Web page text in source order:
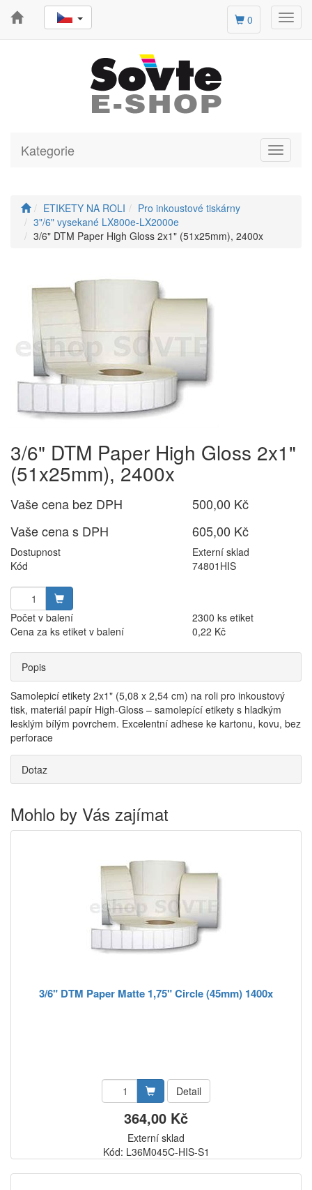
0
Toggle
Kategorie
ETIKETY NA ROLI
Pro inkoustové tiskárny
3"/6" vysekané LX800e-LX2000e
3/6" DTM Paper High Gloss 2x1" (51x25mm), 2400x
3/6" DTM Paper High Gloss 2x1"
(51x25mm), 2400x
Vaše cena bez DPH
500,00 Kč
Vaše cena s DPH
605,00 Kč
Dostupnost
Externí sklad
Kód
74801HIS
Počet v balení
2300 ks etiket
Cena za ks etiket v balení
0,22 Kč
Popis
Samolepicí etikety 2x1" (5,08 x 2,54 cm) na roli pro inkoustový
tisk, materiál papír High-Gloss – samolepící etikety s hladkým
lesklým bílým povrchem. Excelentní adhese ke kartonu, kovu, bez
perforace
Dotaz
Mohlo by Vás zajímat
3/6" DTM Paper Matte 1,75" Circle (45mm) 1400x
Detail
364,00 Kč
Externí sklad
Kód: L36M045C-HIS-S1